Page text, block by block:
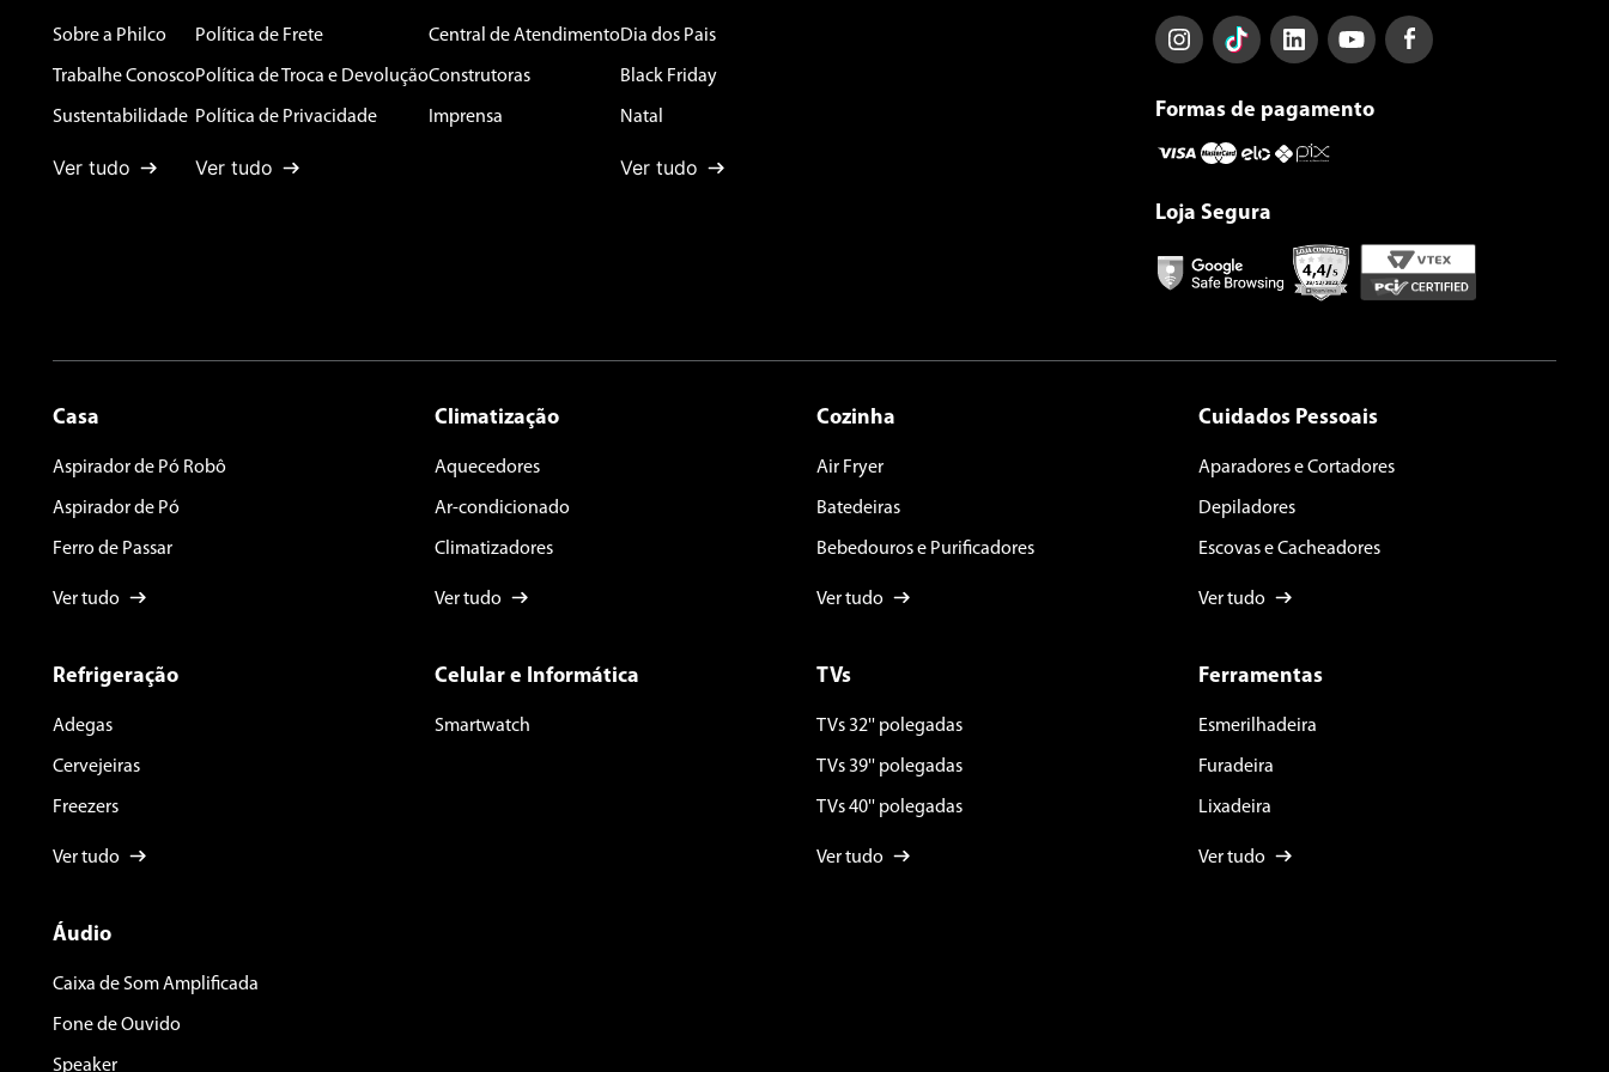
Endereço de email
Escreva uma avaliação
Sobre a Philco
Trabalhe Conosco
Sustentabilidade
Ver tudo
Política de Frete
Política de Troca e Devolução
Política de Privacidade
Ver tudo
Central de Atendimento
Construtoras
Imprensa
Dia dos Pais
Black Friday
Natal
Ver tudo
Formas de pagamento
Loja Segura
Casa
Aspirador de Pó Robô
Aspirador de Pó
Ferro de Passar
Ver tudo
Climatização
Aquecedores
Ar-condicionado
Climatizadores
Ver tudo
Cozinha
Air Fryer
Batedeiras
Bebedouros e Purificadores
Ver tudo
Cuidados Pessoais
Aparadores e Cortadores
Depiladores
Escovas e Cacheadores
Ver tudo
Refrigeração
Adegas
Cervejeiras
Freezers
Ver tudo
Celular e Informática
Smartwatch
TVs
TVs 32'' polegadas
TVs 39'' polegadas
TVs 40'' polegadas
Ver tudo
Ferramentas
Esmerilhadeira
Furadeira
Lixadeira
Ver tudo
Áudio
Caixa de Som Amplificada
Fone de Ouvido
Speaker